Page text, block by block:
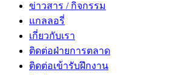
ข่าวสาร / กิจกรรม
แกลลอรี่
เกี่ยวกับเรา
ติดต่อฝ่ายการตลาด
ติดต่อเข้ารับฝึกงาน